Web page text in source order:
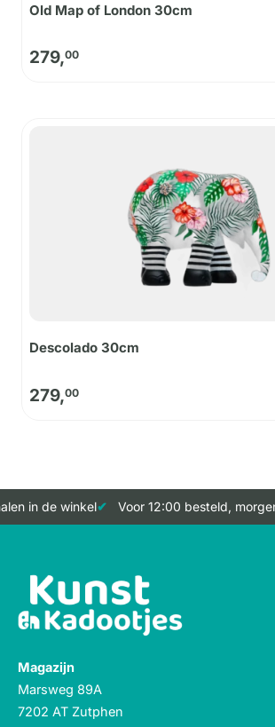
Old Map of London 30cm
279,00
Descolado 30cm
279,00
in de winkel Voor 12:00 besteld,
Magazijn
Marsweg 89A
7202 AT Zutphen